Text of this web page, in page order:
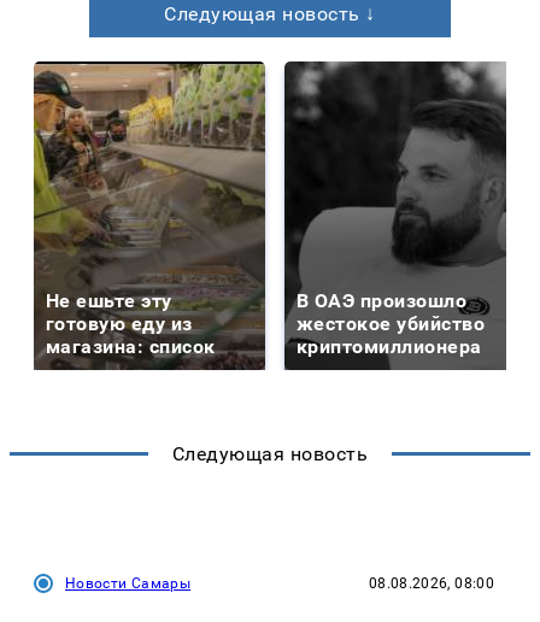
Следующая новость ↓
Не ешьте эту
готовую еду из
магазина: список
В ОАЭ произошло
жестокое убийство
криптомиллионера
Следующая новость
Новости Самары 08.08.2026, 08:00